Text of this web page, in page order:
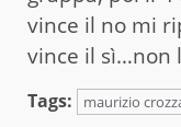
vince il no mi
vince il sì…non
Tags: maurizio